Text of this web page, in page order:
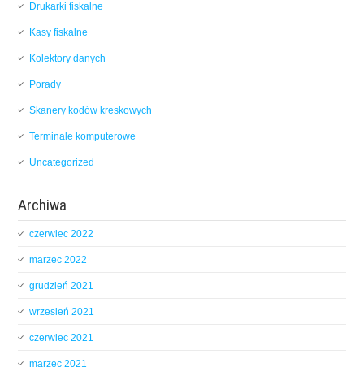
Drukarki fiskalne
Kasy fiskalne
Kolektory danych
Porady
Skanery kodów kreskowych
Terminale komputerowe
Uncategorized
Archiwa
czerwiec 2022
marzec 2022
grudzień 2021
wrzesień 2021
czerwiec 2021
marzec 2021